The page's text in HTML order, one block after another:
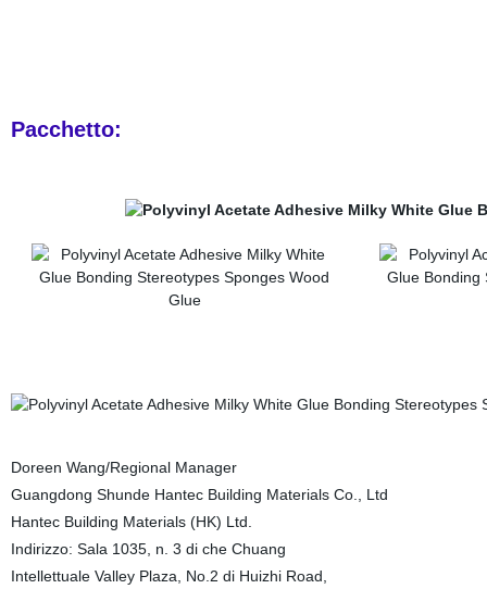
Pacchetto:
Doreen Wang/Regional Manager
Guangdong Shunde Hantec Building Materials Co., Ltd
Hantec Building Materials (HK) Ltd.
Indirizzo: Sala 1035, n. 3 di che Chuang
Intellettuale Valley Plaza, No.2 di Huizhi Road,